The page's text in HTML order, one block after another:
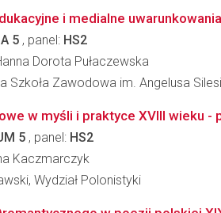
i medialne
5 , panel: HS2
Dorota Pułaczewska
Szkoła Zawodowa im. Angelusa
w myśli i praktyce XVIII wieku -
5 , panel: HS2
Kaczmarczyk
Wydział Polonistyki